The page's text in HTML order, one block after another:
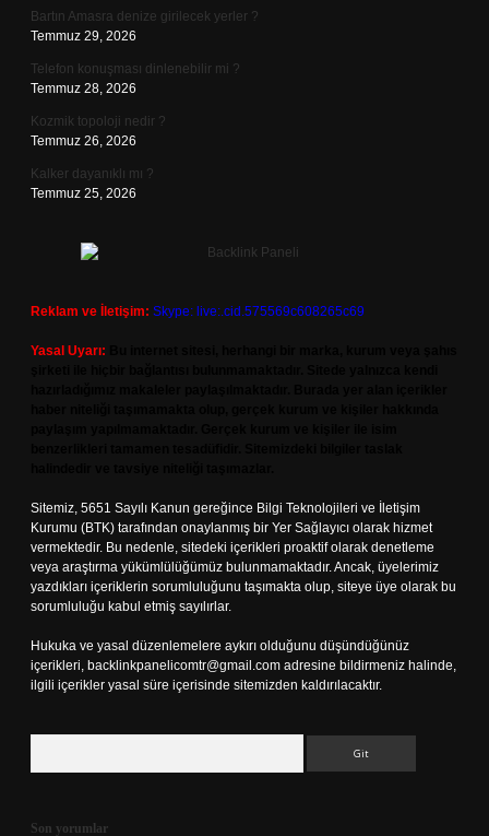
Bartın Amasra denize girilecek yerler ?
Temmuz 29, 2026
Telefon konuşması dinlenebilir mi ?
Temmuz 28, 2026
Kozmik topoloji nedir ?
Temmuz 26, 2026
Kalker dayanıklı mı ?
Temmuz 25, 2026
Reklam ve İletişim: Skype: live:.cid.575569c608265c69
Yasal Uyarı:
Sitemiz, 5651 Sayılı Kanun gereğince Bilgi Teknolojileri ve İletişim
Kurumu (BTK) tarafından onaylanmış bir Yer Sağlayıcı olarak hizmet
vermektedir. Bu nedenle, sitedeki içerikleri proaktif olarak denetleme
veya araştırma yükümlülüğümüz bulunmamaktadır. Ancak, üyelerimiz
yazdıkları içeriklerin sorumluluğunu taşımakta olup, siteye üye olarak bu
sorumluluğu kabul etmiş sayılırlar.
Hukuka ve yasal düzenlemelere aykırı olduğunu düşündüğünüz
içerikleri, backlinkpanelicomtr@gmail.com adresine bildirmeniz halinde,
ilgili içerikler yasal süre içerisinde sitemizden kaldırılacaktır.
Son yorumlar